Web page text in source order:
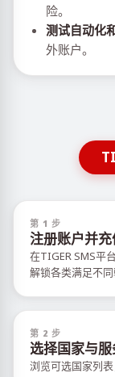
险。
测试自动化
外账户。
第 1 步
注册账户并
在TIGER SMS平
解锁各类满足不同
第 2 步
选择国家与
浏览可选国家列